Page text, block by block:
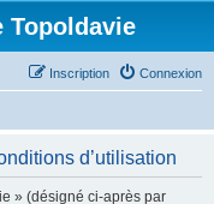
Topoldavie
Connexion
Inscription
d’utilisation
» (désigné ci-après par